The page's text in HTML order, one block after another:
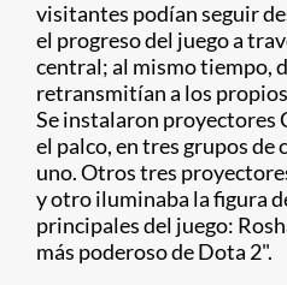
visitantes podían seguir
el progreso del juego a
central; al mismo tiempo,
retransmitían a los
Se instalaron proyectores
el palco, en tres grupos
uno. Otros tres
y otro iluminaba la figura
principales del juego:
más poderoso de Dota 2".